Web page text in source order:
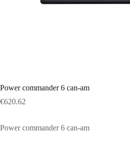
Power commander 6 can-am
€620.62
Power commander 6 can-am